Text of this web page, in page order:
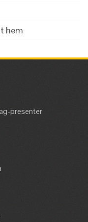
hem
presenter